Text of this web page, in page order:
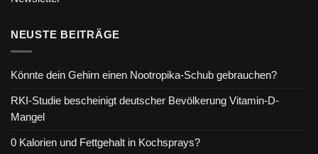
NEUSTE BEITRÄGE
Könnte dein Gehirn einen Nootropika-Schub gebrauchen?
RKI-Studie bescheinigt deutscher Bevölkerung Vitamin-D-
Mangel
0 Kalorien und Fettgehalt in Kochsprays?